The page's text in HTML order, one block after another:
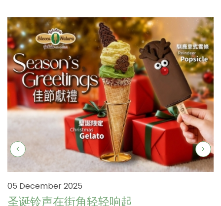
05 December 2025
圣诞铃声在街角轻轻响起